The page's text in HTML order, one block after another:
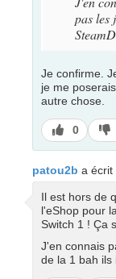
pas les
Je confirme.
je me
autre chose.
J’aime
0
patou2b a écrit
Il est hors de
l'eShop pour
Switch 1 ! Ça
J'en connais
de la 1 bah ils